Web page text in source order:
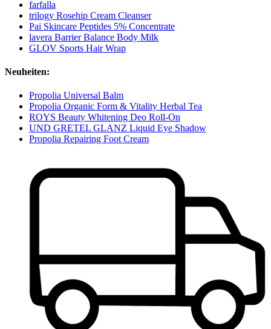
farfalla
trilogy Rosehip Cream Cleanser
Pai Skincare Peptides 5% Concentrate
lavera Barrier Balance Body Milk
GLOV Sports Hair Wrap
Neuheiten:
Propolia Universal Balm
Propolia Organic Form & Vitality Herbal Tea
ROYS Beauty Whitening Deo Roll-On
UND GRETEL GLANZ Liquid Eye Shadow
Propolia Repairing Foot Cream